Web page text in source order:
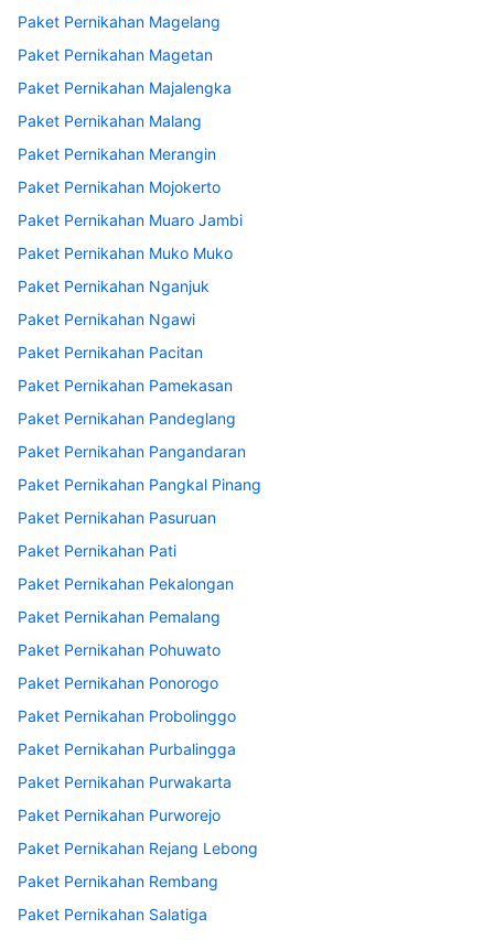
Paket Pernikahan Magelang
Paket Pernikahan Magetan
Paket Pernikahan Majalengka
Paket Pernikahan Malang
Paket Pernikahan Merangin
Paket Pernikahan Mojokerto
Paket Pernikahan Muaro Jambi
Paket Pernikahan Muko Muko
Paket Pernikahan Nganjuk
Paket Pernikahan Ngawi
Paket Pernikahan Pacitan
Paket Pernikahan Pamekasan
Paket Pernikahan Pandeglang
Paket Pernikahan Pangandaran
Paket Pernikahan Pangkal Pinang
Paket Pernikahan Pasuruan
Paket Pernikahan Pati
Paket Pernikahan Pekalongan
Paket Pernikahan Pemalang
Paket Pernikahan Pohuwato
Paket Pernikahan Ponorogo
Paket Pernikahan Probolinggo
Paket Pernikahan Purbalingga
Paket Pernikahan Purwakarta
Paket Pernikahan Purworejo
Paket Pernikahan Rejang Lebong
Paket Pernikahan Rembang
Paket Pernikahan Salatiga